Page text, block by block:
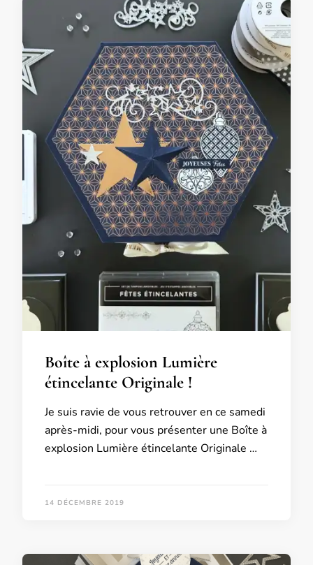
Boîte à explosion Lumière
étincelante Originale !
Je suis ravie de vous retrouver en ce samedi
après-midi, pour vous présenter une Boîte à
explosion Lumière étincelante Originale …
14 DÉCEMBRE 2019